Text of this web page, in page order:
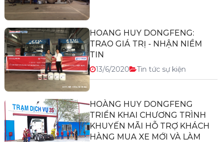
HOANG HUY DONGFENG:
TRAO GIÁ TRỊ - NHẬN NIỀM
TIN
13/6/2020 Tin tức sự kiện
HOÀNG HUY DONGFENG
TRIỂN KHAI CHƯƠNG TRÌNH
KHUYẾN MÃI HỖ TRỢ KHÁCH
HÀNG MUA XE MỚI VÀ LÀM